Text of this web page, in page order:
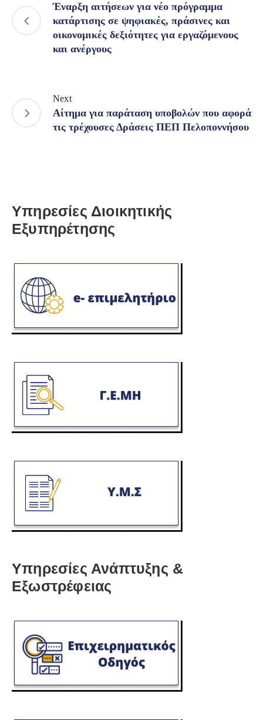
Έναρξη αιτήσεων για νέο πρόγραμμα
κατάρτισης σε ψηφιακές, πράσινες και
οικονομικές δεξιότητες για εργαζόμενους
και ανέργους
Next
Αίτημα για παράταση υποβολών που αφορά
τις τρέχουσες Δράσεις ΠΕΠ Πελοποννήσου
Υπηρεσίες Διοικητικής
Εξυπηρέτησης
Υπηρεσίες Ανάπτυξης &
Εξωστρέφειας